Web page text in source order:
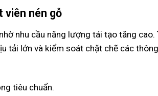
viên nén gỗ
nhu cầu năng lượng tái tạo tăng cao.
tải lớn và kiểm soát chặt chẽ các
tiêu chuẩn.